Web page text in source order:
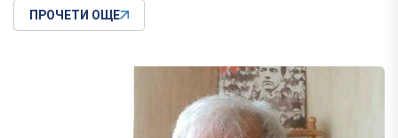
ПРОЧЕТИ ОЩЕ